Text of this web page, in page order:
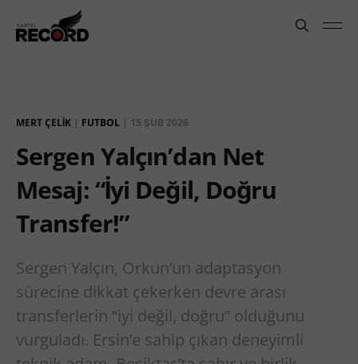
MERT ÇELIK | FUTBOL | 15 ŞUB 2026
Sergen Yalçın’dan Net
Mesaj: “İyi Değil, Doğru
Transfer!”
Sergen Yalçın, Orkun’un adaptasyon
sürecine dikkat çekerken devre arası
transferlerin “iyi değil, doğru” olduğunu
vurguladı. Ersin’e sahip çıkan deneyimli